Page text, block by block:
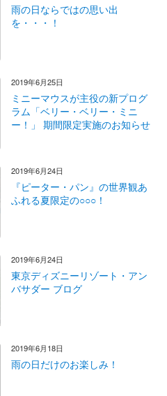
雨の日ならではの思い出
を・・・！
2019年6月25日
ミニーマウスが主役の新プログ
ラム「ベリー・ベリー・ミニ
ー！」 期間限定実施のお知らせ
2019年6月24日
『ピーター・パン』の世界観あ
ふれる夏限定の○○○！
2019年6月24日
東京ディズニーリゾート・アン
バサダー ブログ
2019年6月18日
雨の日だけのお楽しみ！